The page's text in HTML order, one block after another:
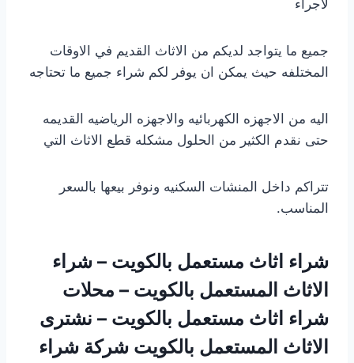
لاجراء
جميع ما يتواجد لديكم من الاثاث القديم في الاوقات
المختلفه حيث يمكن ان يوفر لكم شراء جميع ما تحتاجه
اليه من الاجهزه الكهربائيه والاجهزه الرياضيه القديمه
حتى نقدم الكثير من الحلول مشكله قطع الاثاث التي
تتراكم داخل المنشات السكنيه ونوفر بيعها بالسعر
المناسب.
شراء اثاث مستعمل بالكويت – شراء
الاثاث المستعمل بالكويت – محلات
شراء اثاث مستعمل بالكويت – نشترى
الاثاث المستعمل بالكويت شركة شراء